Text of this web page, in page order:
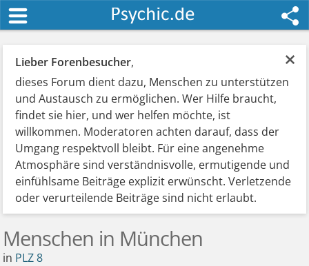
×
Lieber Forenbesucher,
dieses Forum dient dazu, Menschen zu unterstützen
und Austausch zu ermöglichen. Wer Hilfe braucht,
findet sie hier, und wer helfen möchte, ist
willkommen. Moderatoren achten darauf, dass der
Umgang respektvoll bleibt. Für eine angenehme
Atmosphäre sind verständnisvolle, ermutigende und
einfühlsame Beiträge explizit erwünscht. Verletzende
oder verurteilende Beiträge sind nicht erlaubt.
Menschen in München
in PLZ 8